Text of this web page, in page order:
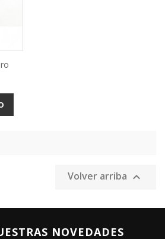
Volver arriba 
NOVEDADES